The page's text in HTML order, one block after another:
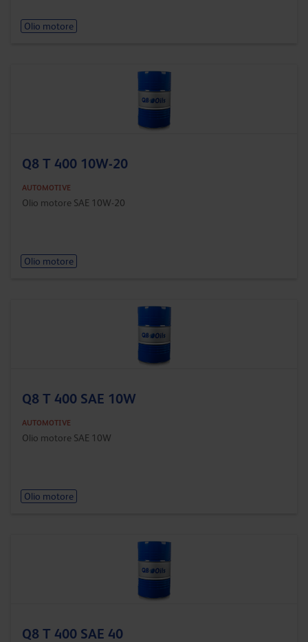
Olio motore
Q8 T 400 10W-20
AUTOMOTIVE
Olio motore SAE 10W-20
Olio motore
Q8 T 400 SAE 10W
AUTOMOTIVE
Olio motore SAE 10W
Olio motore
Q8 T 400 SAE 40